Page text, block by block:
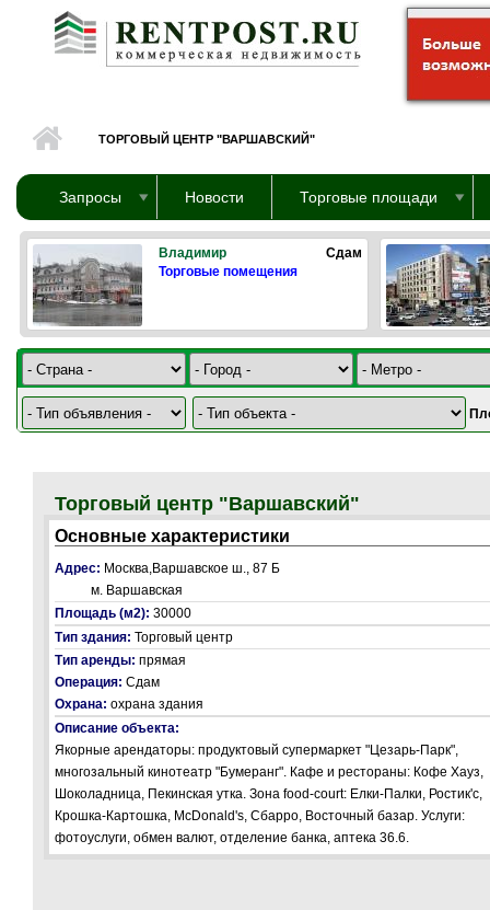
Перейти к основному содержанию
ТОРГОВЫЙ ЦЕНТР "ВАРШАВСКИЙ"
Запросы Новости Торговые площади
Владимир
Сдам
Торговые помещения
Торговый центр "Варшавский"
Основные характеристики
Адрес: Москва,Варшавское ш., 87 Б
м. Варшавская
Площадь (м2): 30000
Тип здания: Торговый центр
Тип аренды: прямая
Операция: Сдам
Охрана: охрана здания
Описание объекта:
Якорные арендаторы: продуктовый супермаркет "Цезарь-Парк",
многозальный кинотеатр "Бумеранг". Кафе и рестораны: Кофе Хауз,
Шоколадница, Пекинская утка. Зона food-court: Елки-Палки, Ростик'с,
Крошка-Картошка, McDonald's, Сбарро, Восточный базар. Услуги:
фотоуслуги, обмен валют, отделение банка, аптека 36.6.